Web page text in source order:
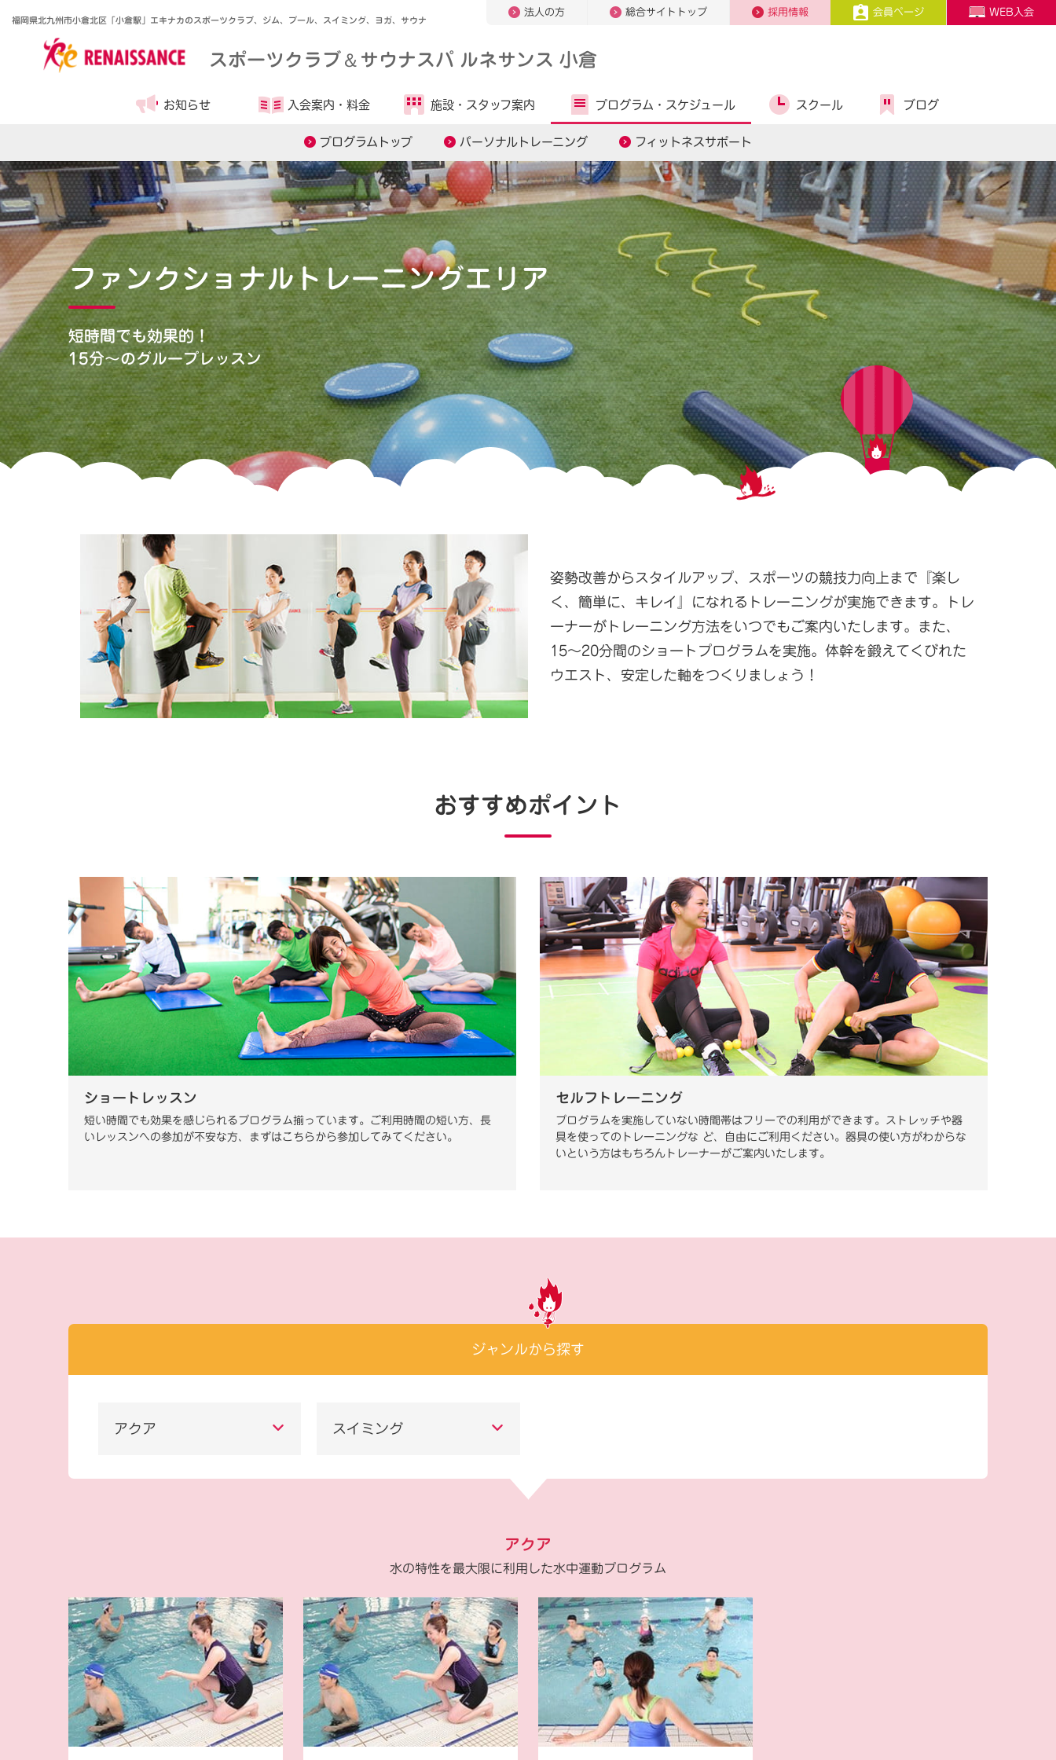
福岡県北九州市小倉北区「小倉駅」エキナカのスポーツクラブ、ジム、プール、スイミング、ヨガ、サウナ
法人の方 総合サイトトップ 採用情報 会員ページ WEB入会
スポーツクラブ＆サウナスパ ルネサンス 小倉
お知らせ 入会案内・ 料金 施設・ スタッフ案内 プログラム・ スケジュール
プログラムトップ パーソナルトレーニング フィットネスサポート
スクール ブログ
ファンクショナルトレーニングエリア
短時間でも効果的！
15分〜のグループレッスン
姿勢改善からスタイルアップ、スポーツの競技力向上まで『楽し
く、簡単に、キレイ』になれるトレーニングが実施できます。トレ
ーナーがトレーニング方法をいつでもご案内いたします。また、
15～20分間のショートプログラムを実施。体幹を鍛えてくびれた
ウエスト、安定した軸をつくりましょう！
おすすめポイント
ショートレッスン
短い時間でも効果を感じられるプログラム揃っています。ご利用時間の短い方、長
いレッスンへの参加が不安な方、まずはこちらから参加してみてください。
セルフトレーニング
プログラムを実施していない時間帯はフリーでの利用ができます。ストレッチや器
具を使ってのトレーニングな ど、自由にご利用ください。器具の使い方がわからな
いという方はもちろんトレーナーがご案内いたします。
ジャンルから探す
アクア スイミング
アクア
水の特性を最大限に利用した水中運動プログラム